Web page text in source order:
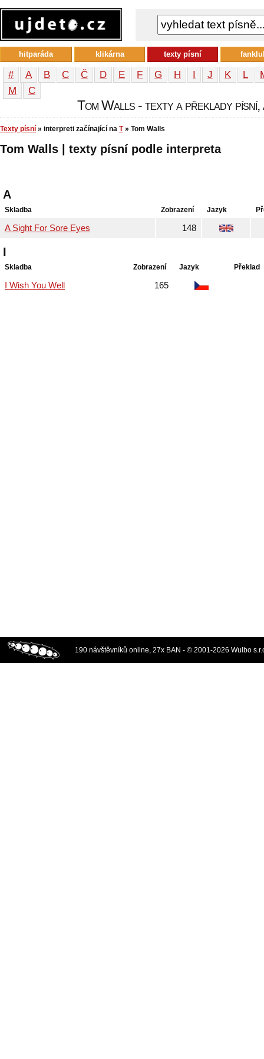
# A B C Č D E F G H I J K L
М
С
Tom Walls - texty a překlady písní,
Texty písní » interpreti začínající na T» Tom Walls
Tom Walls | texty písní podle interpreta
A
Skladba Zobrazení Jazyk
A Sight For Sore Eyes 148
I
Skladba Zobrazení Jazyk Překlad
I Wish You Well 165
hitparáda klikárna texty písní
190 návštěvníků online, 27x BAN - © 2001-2026 Wulbo